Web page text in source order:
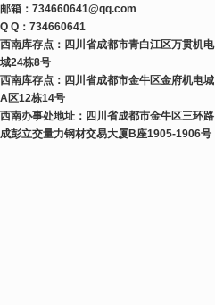
邮箱：734660641@qq.com
Q Q：734660641
西南库存点：四川省成都市青白江区万贯机电
城24栋8号
西南库存点：四川省成都市金牛区金府机电城
A区12栋14号
西南办事处地址：四川省成都市金牛区三环路
成彭立交量力钢材交易大厦B座1905-1906号